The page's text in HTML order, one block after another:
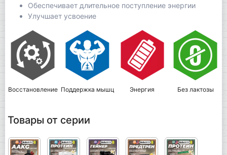
Обеспечивает длительное поступление энергии
Улучшает усвоение
Восстановление Поддержка мышц Энергия Без лактозы
Товары от серии